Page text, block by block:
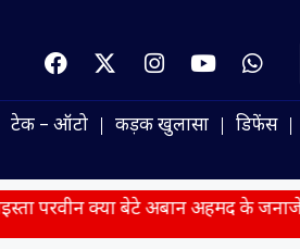
टेक – ऑटो कड़क खुलासा डिफेंस
बेटे अबान अहमद के जनाजे में पहुंचेगी?